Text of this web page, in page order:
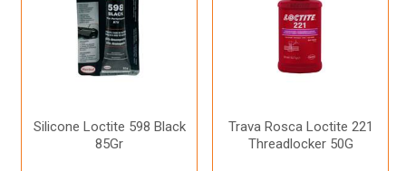
Silicone Loctite 598 Black
85Gr
Trava Rosca Loctite 221
Threadlocker 50G